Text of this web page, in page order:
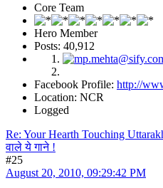
Core Team
Hero Member
Posts: 40,912
Facebook Profile: http://
Location: NCR
Logged
Re: Your Hearth Touching
वाले ये गाने !
#25
August 20, 2010, 09:29:42 PM